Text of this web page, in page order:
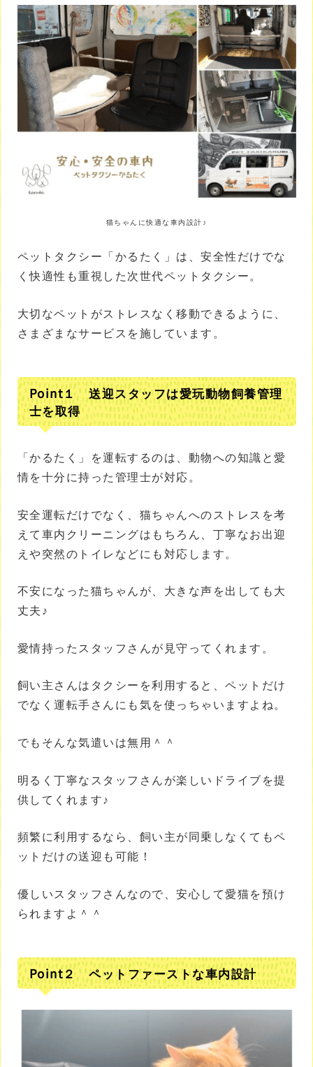
猫ちゃんに快適な車内設計♪
ペットタクシー「かるたく」は、安全性だけでな
く快適性も重視した次世代ペットタクシー。
大切なペットがストレスなく移動できるように、
さまざまなサービスを施しています。
Point１ 送迎スタッフは愛玩動物飼養管理
士を取得
「かるたく」を運転するのは、動物への知識と愛
情を十分に持った管理士が対応。
安全運転だけでなく、猫ちゃんへのストレスを考
えて車内クリーニングはもちろん、丁寧なお出迎
えや突然のトイレなどにも対応します。
不安になった猫ちゃんが、大きな声を出しても大
丈夫♪
愛情持ったスタッフさんが見守ってくれます。
飼い主さんはタクシーを利用すると、ペットだけ
でなく運転手さんにも気を使っちゃいますよね。
でもそんな気遣いは無用＾＾
明るく丁寧なスタッフさんが楽しいドライブを提
供してくれます♪
頻繁に利用するなら、飼い主が同乗しなくてもペ
ットだけの送迎も可能！
優しいスタッフさんなので、安心して愛猫を預け
られますよ＾＾
Point２ ペットファーストな車内設計